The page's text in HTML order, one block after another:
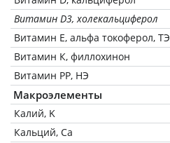
Витамин D3, холекальциферол
Витамин Е, альфа токоферол, ТЭ
Витамин К, филлохинон
Витамин РР, НЭ
Макроэлементы
Калий, K
Кальций, Ca